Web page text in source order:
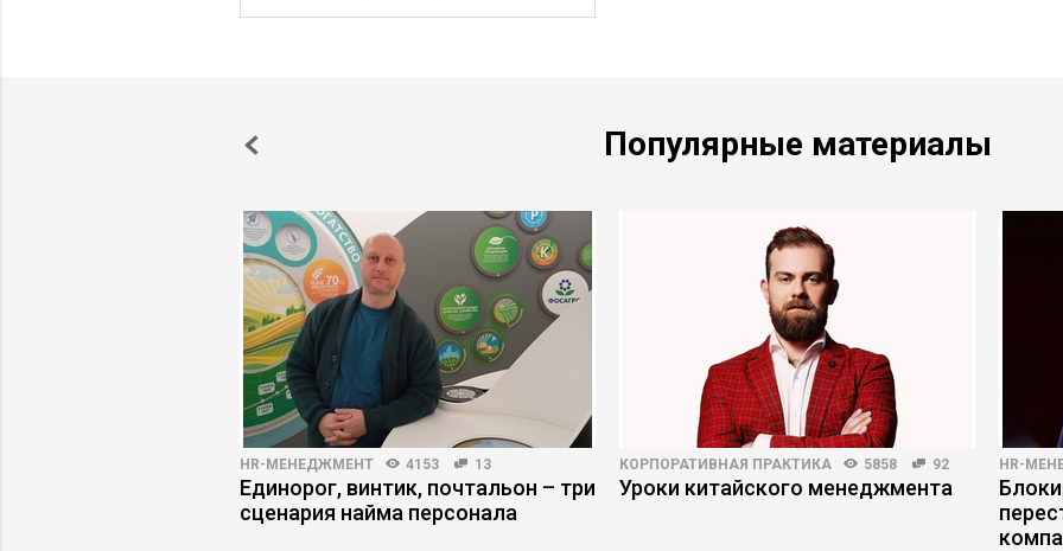
Популярные материалы
HR-МЕНЕДЖМЕНТ 4153 13
Единорог, винтик, почтальон – три
сценария найма персонала
КОРПОРАТИВНАЯ ПРАКТИКА 5858 92
Уроки китайского менеджмента
HR-